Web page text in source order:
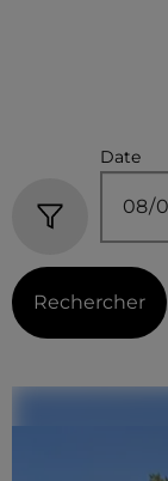
Date
Rechercher